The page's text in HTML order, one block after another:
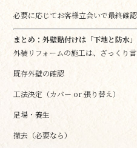
必要に応じてお客様立会いで最終確
まとめ：外壁貼付けは「下地と防水
外装リフォームの施工は、ざっくり言
既存外壁の確認
工法決定（カバー or 張り替え）
足場・養生
撤去（必要なら）